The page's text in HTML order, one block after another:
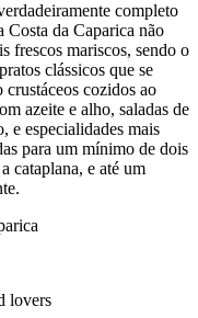
completo
Costa da Caparica não
frescos mariscos, sendo o
clássicos que se
crustáceos cozidos ao
azeite e alho, saladas de
e especialidades mais
para um mínimo de dois
cataplana, e até um